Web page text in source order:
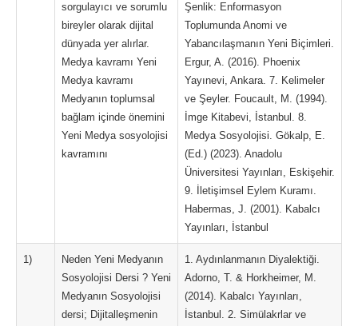
sorgulayıcı ve sorumlu
bireyler olarak dijital
dünyada yer alırlar.
Medya kavramı Yeni
Medya kavramı
Medyanın toplumsal
bağlam içinde önemini
Yeni Medya sosyolojisi
kavramını
Şenlik: Enformasyon
Toplumunda Anomi ve
Yabancılaşmanın Yeni Biçimleri.
Ergur, A. (2016). Phoenix
Yayınevi, Ankara. 7. Kelimeler
ve Şeyler. Foucault, M. (1994).
İmge Kitabevi, İstanbul. 8.
Medya Sosyolojisi. Gökalp, E.
(Ed.) (2023). Anadolu
Üniversitesi Yayınları, Eskişehir.
9. İletişimsel Eylem Kuramı.
Habermas, J. (2001). Kabalcı
Yayınları, İstanbul
1)
Neden Yeni Medyanın
Sosyolojisi Dersi ? Yeni
Medyanın Sosyolojisi
dersi; Dijitalleşmenin
1. Aydınlanmanın Diyalektiği.
Adorno, T. & Horkheimer, M.
(2014). Kabalcı Yayınları,
İstanbul. 2. Simülakrlar ve